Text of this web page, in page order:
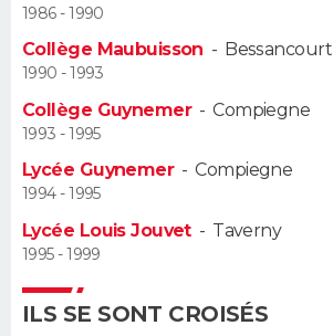
Alimentation
Guide de la santé
Maladies
Médicaments
Sommeil
VOYAGE
PHOTO
CARTE DE VOEUX
DICTIONNAIRE
1986 - 1990
Collège Maubuisson - Bessancourt
1990 - 1993
Collège Guynemer-Compiegne
1993 - 1995
Lycée Guynemer-Compiegne
1994 - 1995
Lycée Louis Jouvet- Taverny
1995 - 1999
ILS SE SONT CROISÉS